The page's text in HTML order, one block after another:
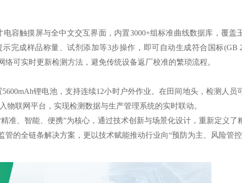
触摸屏与全中文交互界面，内置3000+组标准曲线数据库，覆盖
完成样品称量、试剂添加等3步操作，即可自动生成符合国标(GB
可实时更新检测方法，避免传统设备返厂校准的繁琐流程。
锂电池，支持连续12小时户外作业。在田间地头，检测人员
联网平台，实现检测数据与生产管理系统的实时联动。
、智能、便携”为核心，通过技术创新与场景化设计，重新定义了
的全链条解决方案，更以技术赋能推动行业向“预防为主、风险管